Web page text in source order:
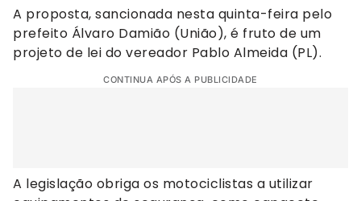
A proposta, sancionada nesta quinta-feira pelo
prefeito Álvaro Damião (União), é fruto de um
projeto de lei do vereador Pablo Almeida (PL).
CONTINUA APÓS A PUBLICIDADE
A legislação obriga os motociclistas a utilizar